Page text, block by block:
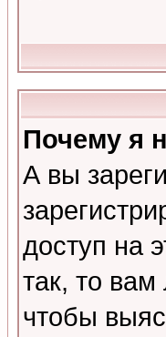
Почему я
А вы
доступ на
так, то
чтобы